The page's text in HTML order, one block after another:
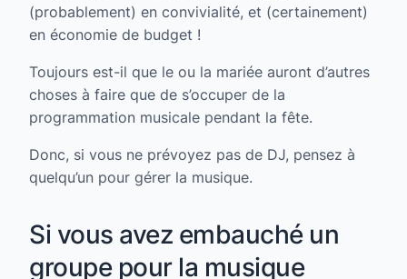
(probablement) en convivialité, et (certainement)
en économie de budget !
Toujours est-il que le ou la mariée auront d’autres
choses à faire que de s’occuper de la
programmation musicale pendant la fête.
Donc, si vous ne prévoyez pas de DJ, pensez à
quelqu’un pour gérer la musique.
Si vous avez embauché un
groupe pour la musique